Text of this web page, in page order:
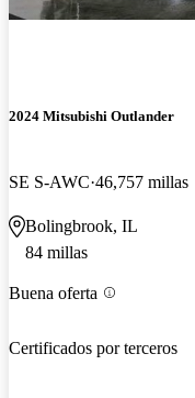
2024 Mitsubishi Outlander
SE S-AWC 46,757 millas
Bolingbrook, IL
84 millas
Buena oferta
Certificados por terceros